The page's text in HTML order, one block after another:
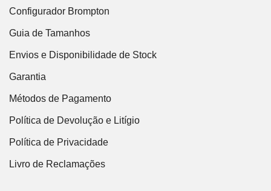
Configurador Brompton
Guia de Tamanhos
Envios e Disponibilidade de Stock
Garantia
Métodos de Pagamento
Política de Devolução e Litígio
Política de Privacidade
Livro de Reclamações